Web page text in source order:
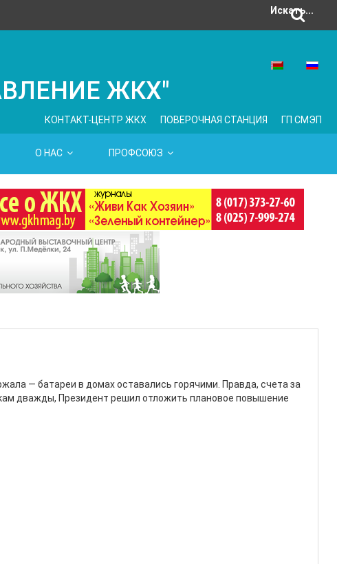
Искать...
ЖКХ"
КОНТАКТ-ЦЕНТР ЖКХ ПОВЕРОЧНАЯ СТАНЦИЯ ГП СМЭП
О НАС ПРОФСОЮЗ
— батареи в домах оставались горячими. Правда, счета за
дважды, Президент решил отложить плановое повышение